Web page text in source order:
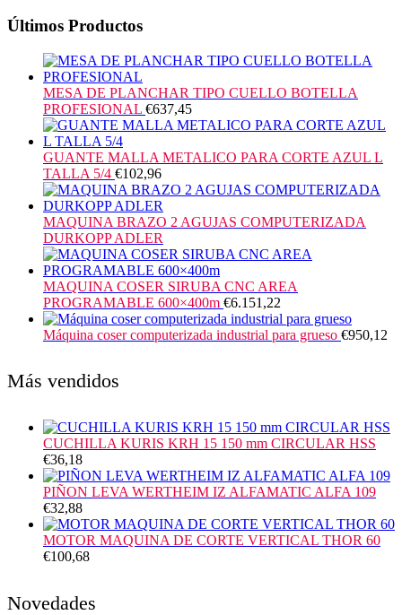
Últimos Productos
MESA DE PLANCHAR TIPO CUELLO BOTELLA
PROFESIONAL €637,45
GUANTE MALLA METALICO PARA CORTE AZUL L
TALLA 5/4 €102,96
MAQUINA BRAZO 2 AGUJAS COMPUTERIZADA
DURKOPP ADLER
MAQUINA COSER SIRUBA CNC AREA
PROGRAMABLE 600×400m €6.151,22
Máquina coser computerizada industrial para grueso €950,12
Más vendidos
CUCHILLA KURIS KRH 15 150 mm CIRCULAR HSS
€36,18
PIÑON LEVA WERTHEIM IZ ALFAMATIC ALFA 109
€32,88
MOTOR MAQUINA DE CORTE VERTICAL THOR 60
€100,68
Novedades